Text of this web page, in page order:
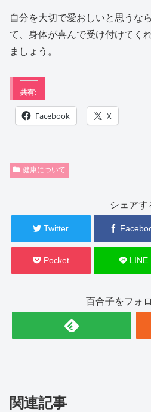
自分を大切で愛おしいと思うな
て、身体が喜んで受け付けてく
ましょう。
共有:
Facebook X
健康について
シェアす
Twitter
Pocket LINE
百合子をフォ
関連記事